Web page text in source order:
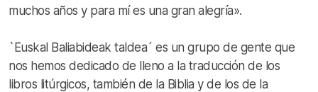
muchos años y para mí es una gran alegría».
`Euskal Baliabideak taldea´ es un grupo de gente que
nos hemos dedicado de lleno a la traducción de los
libros litúrgicos, también de la Biblia y de los de la